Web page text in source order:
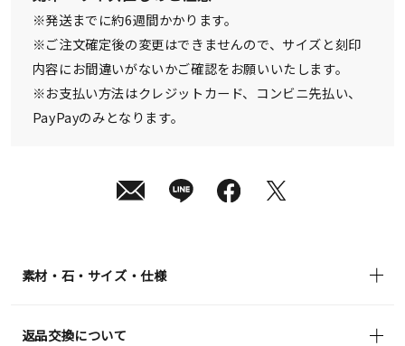
¥28,600 (tax
in)
※発送までに約6週間かかります。
※ご注文確定後の変更はできませんので、サイズと刻印
内容にお間違いがないかご確認をお願いいたします。
※お支払い方法はクレジットカード、コンビニ先払い、
PayPayのみとなります。
素材・石・サイズ・仕様
返品交換について